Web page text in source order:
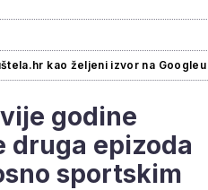
kao željeni izvor na Googleu
godine
druga epizoda
sportskim